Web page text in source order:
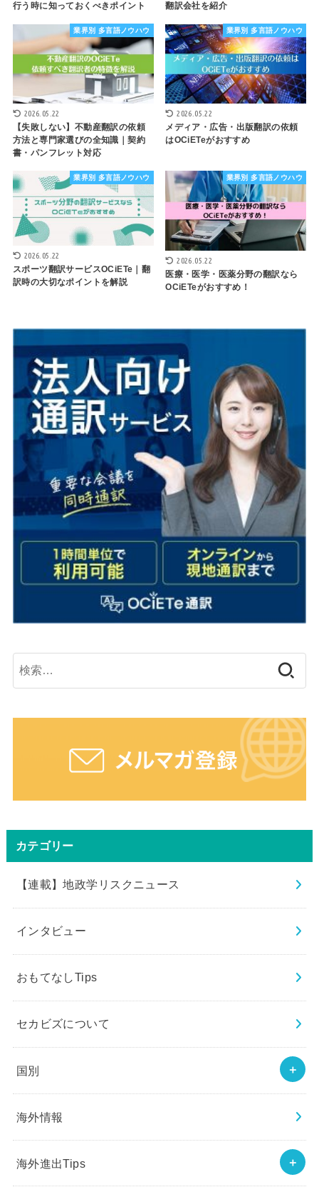
行う時に知っておくべきポイント 翻訳会社を紹介
業界別 多言語ノウハウ
2026.05.22
【失敗しない】不動産翻訳の依頼
方法と専門家選びの全知識｜契約
書・パンフレット対応
業界別 多言語ノウハウ
2026.05.22
メディア・広告・出版翻訳の依頼
はOCiETeがおすすめ
業界別 多言語ノウハウ
2026.05.22
スポーツ翻訳サービスOCiETe｜翻
訳時の大切なポイントを解説
業界別 多言語ノウハウ
2026.05.22
医療・医学・医薬分野の翻訳なら
OCiETeがおすすめ！
索:
カテゴリー
【連載】地政学リスクニュース
インタビュー
おもてなしTips
セカビズについて
国別
海外情報
海外進出Tips